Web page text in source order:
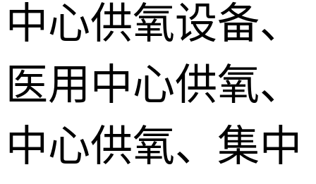
中心供氧设备、
医用中心供氧、
中心供氧、集中